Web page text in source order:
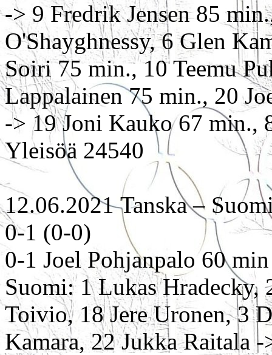
-> 9 Fredrik Jensen 85
O'Shayghnessy, 6 Glen
Soiri 75 min., 10 Teemu
Lappalainen 75 min., 20
-> 19 Joni Kauko 67 min.,
Yleisöä 24540
12.06.2021 Tanska –
0-1 (0-0)
0-1 Joel Pohjanpalo 60 min
Suomi: 1 Lukas Hradecky,
Toivio, 18 Jere Uronen, 3
Kamara, 22 Jukka Raitala